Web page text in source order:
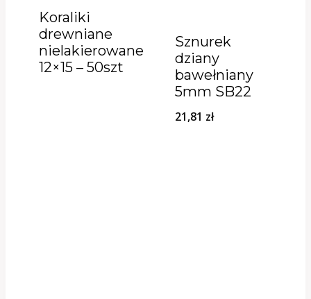
Koraliki
drewniane
nielakierowane
12×15 – 50szt
Sznurek
dziany
bawełniany
5mm SB22
21,81 zł